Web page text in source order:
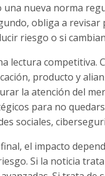
una nueva norma
obliga a
riesgo o si
lectura competitiva.
producto y
la atención del
para no
sociales,
el impacto
Si la noticia